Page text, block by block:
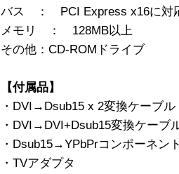
バス ： PCI Express x16に対
メモリ ： 128MB以上
その他：CD-ROMドライブ
【付属品】
・DVI→Dsub15 x 2変換ケーブル
・DVI→DVI+Dsub15変換ケーブ
・Dsub15→YPbPrコンポーネン
・TVアダプタ